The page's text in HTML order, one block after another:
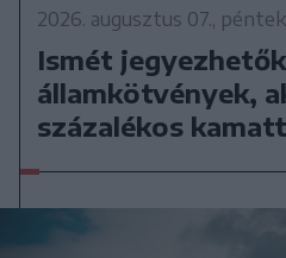
2026. augusztus 07., péntek
Ismét
államkötvények,
százalékos